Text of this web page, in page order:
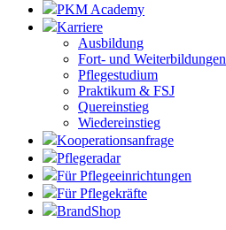
PKM Academy
Karriere
Ausbildung
Fort- und Weiterbildungen
Pflegestudium
Praktikum & FSJ
Quereinstieg
Wiedereinstieg
Kooperationsanfrage
Pflegeradar
Für Pflegeeinrichtungen
Für Pflegekräfte
BrandShop